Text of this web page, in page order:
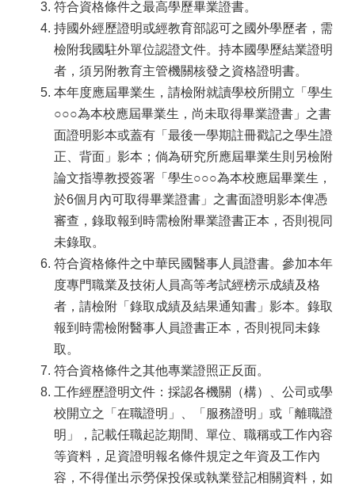
符合資格條件之最高學歷畢業證書。
持國外經歷證明或經教育部認可之國外學歷者，需
檢附我國駐外單位認證文件。持本國學歷結業證明
者，須另附教育主管機關核發之資格證明書。
本年度應屆畢業生，請檢附就讀學校所開立「學生
○○○為本校應屆畢業生，尚未取得畢業證書」之書
面證明影本或蓋有「最後一學期註冊戳記之學生證
正、背面」影本；倘為研究所應屆畢業生則另檢附
論文指導教授簽署「學生○○○為本校應屆畢業生，
於6個月內可取得畢業證書」之書面證明影本俾憑
審查，錄取報到時需檢附畢業證書正本，否則視同
未錄取。
符合資格條件之中華民國醫事人員證書。參加本年
度專門職業及技術人員高等考試經榜示成績及格
者，請檢附「錄取成績及結果通知書」影本。錄取
報到時需檢附醫事人員證書正本，否則視同未錄
取。
符合資格條件之其他專業證照正反面。
工作經歷證明文件：採認各機關（構）、公司或學
校開立之「在職證明」、「服務證明」或「離職證
明」，記載任職起訖期間、單位、職稱或工作內容
等資料，足資證明報名條件規定之年資及工作內
容，不得僅出示勞保投保或執業登記相關資料，如